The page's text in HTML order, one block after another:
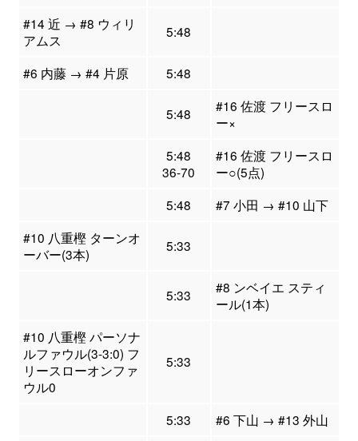
#14 近 → #8 ウィリ
アムス
5:48
#6 内藤 → #4 片原 5:48
5:48
#16 佐渡 フリースロ
ー×
5:48
36-70
#16 佐渡 フリースロ
ー○(5点)
5:48
#7 小田 → #10 山下
#10 八重樫 ターンオ
ーバー(3本)
5:33
5:33
#8 ンベイエ スティ
ール(1本)
#10 八重樫 パーソナ
ルファウル(3-3:0) フ
リースローオンファ
ウル0
5:33
5:33 #6 下山 → #13 外山